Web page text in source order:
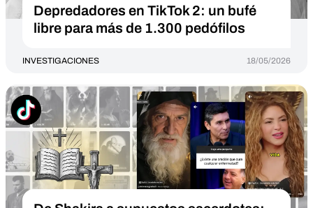
Depredadores en TikTok 2: un bufé
libre para más de 1.300 pedófilos
INVESTIGACIONES 18/05/2026